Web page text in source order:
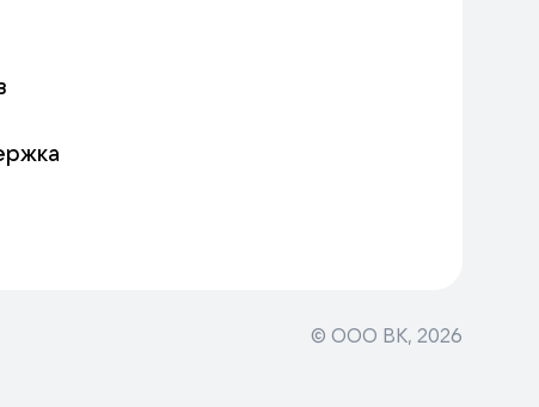
© ООО ВК, 2026